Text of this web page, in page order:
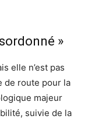
»
elle n’est pas
de route pour la
majeur
suivie de la